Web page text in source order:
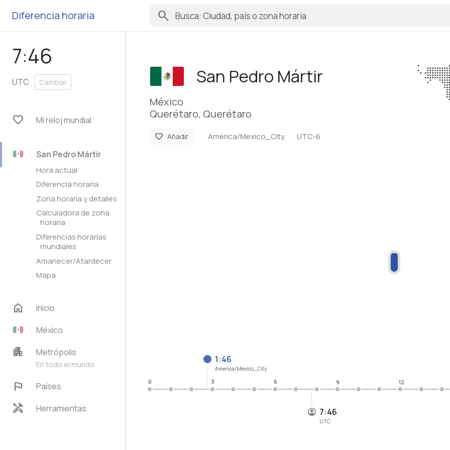
Diferencia horaria search
7:46
UTC Cambiar
favorite Mi reloj mundial
San Pedro Mártir
Hora actual
Diferencia horaria
Zona horaria y detalles
Calculadora de zona
horaria
Diferencias horarias
mundiales
Amanecer/Atardecer
Mapa
home
Inicio
México
apartment Metrópolis
En todo el mundo
flag Países
handyman Herramientas
San Pedro Mártir
México
Querétaro, Querétaro
favorite Añadir America/Mexico_City UTC-6
7:46
UTC
1:46
America/Mexico_City
0 3 6 9 12